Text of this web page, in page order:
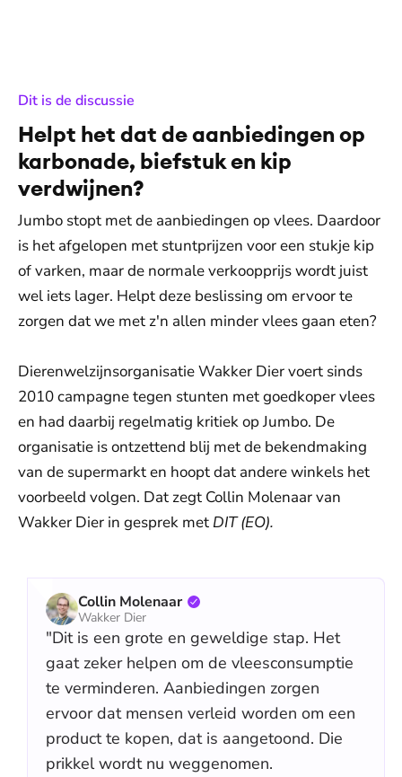
Dit is de discussie
Helpt het dat de aanbiedingen op
karbonade, biefstuk en kip
verdwijnen?
Jumbo stopt met de aanbiedingen op vlees. Daardoor
is het afgelopen met stuntprijzen voor een stukje kip
of varken, maar de normale verkoopprijs wordt juist
wel iets lager. Helpt deze beslissing om ervoor te
zorgen dat we met z'n allen minder vlees gaan eten?
Dierenwelzijnsorganisatie Wakker Dier voert sinds
2010 campagne tegen stunten met goedkoper vlees
en had daarbij regelmatig kritiek op Jumbo. De
organisatie is ontzettend blij met de bekendmaking
van de supermarkt en hoopt dat andere winkels het
voorbeeld volgen. Dat zegt Collin Molenaar van
Wakker Dier in gesprek met DIT (EO).
Collin Molenaar
Wakker Dier
"Dit is een grote en geweldige stap. Het
gaat zeker helpen om de vleesconsumptie
te verminderen. Aanbiedingen zorgen
ervoor dat mensen verleid worden om een
product te kopen, dat is aangetoond. Die
prikkel wordt nu weggenomen.